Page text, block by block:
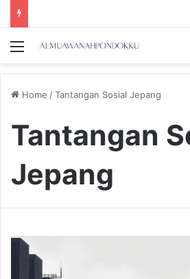
Menu
Home /Tantangan Sosial Jepang
Tantangan
Jepang